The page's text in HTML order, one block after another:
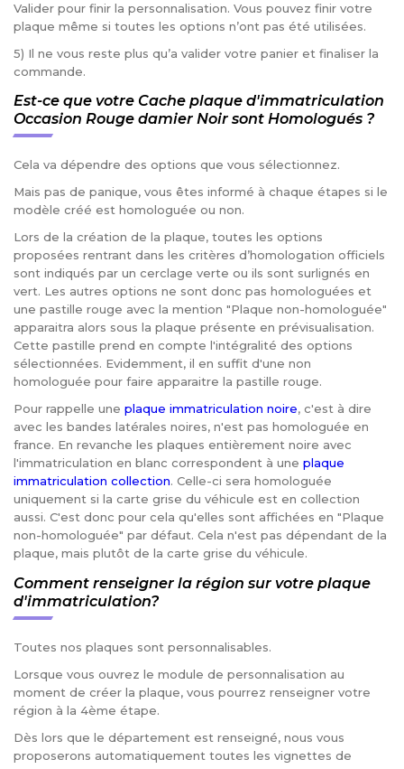
Valider pour finir la personnalisation. Vous pouvez finir votre
plaque même si toutes les options n’ont pas été utilisées.
5) Il ne vous reste plus qu’a valider votre panier et finaliser la
commande.
Est-ce que votre Cache plaque d'immatriculation
Occasion Rouge damier Noir sont Homologués ?
Cela va dépendre des options que vous sélectionnez.
Mais pas de panique, vous êtes informé à chaque étapes si le
modèle créé est homologuée ou non.
Lors de la création de la plaque, toutes les options
proposées rentrant dans les critères d’homologation officiels
sont indiqués par un cerclage verte ou ils sont surlignés en
vert. Les autres options ne sont donc pas homologuées et
une pastille rouge avec la mention "Plaque non-homologuée"
apparaitra alors sous la plaque présente en prévisualisation.
Cette pastille prend en compte l'intégralité des options
sélectionnées. Evidemment, il en suffit d'une non
homologuée pour faire apparaitre la pastille rouge.
Pour rappelle une plaque immatriculation noire, c'est à dire
avec les bandes latérales noires, n'est pas homologuée en
france. En revanche les plaques entièrement noire avec
l'immatriculation en blanc correspondent à une plaque
immatriculation collection. Celle-ci sera homologuée
uniquement si la carte grise du véhicule est en collection
aussi. C'est donc pour cela qu'elles sont affichées en "Plaque
non-homologuée" par défaut. Cela n'est pas dépendant de la
plaque, mais plutôt de la carte grise du véhicule.
Comment renseigner la région sur votre plaque
d'immatriculation?
Toutes nos plaques sont personnalisables.
Lorsque vous ouvrez le module de personnalisation au
moment de créer la plaque, vous pourrez renseigner votre
région à la 4ème étape.
Dès lors que le département est renseigné, nous vous
proposerons automatiquement toutes les vignettes de